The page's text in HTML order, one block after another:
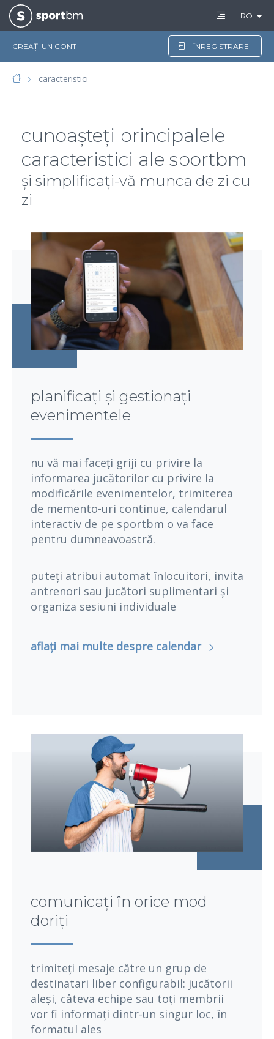
CREAȚI UN CONT ÎNREGISTRARE
RO
caracteristici
cunoașteți principalele
caracteristici ale sportbm
și simplificați-vă munca de zi cu
zi
planificați și gestionați
evenimentele
nu vă mai faceți griji cu privire la
informarea jucătorilor cu privire la
modificările evenimentelor, trimiterea
de memento-uri continue, calendarul
interactiv de pe sportbm o va face
pentru dumneavoastră.
puteți atribui automat înlocuitori, invita
antrenori sau jucători suplimentari și
organiza sesiuni individuale
aflați mai multe despre calendar
comunicați în orice mod
doriți
trimiteți mesaje către un grup de
destinatari liber configurabil: jucătorii
aleși, câteva echipe sau toți membrii
vor fi informați dintr-un singur loc, în
formatul ales